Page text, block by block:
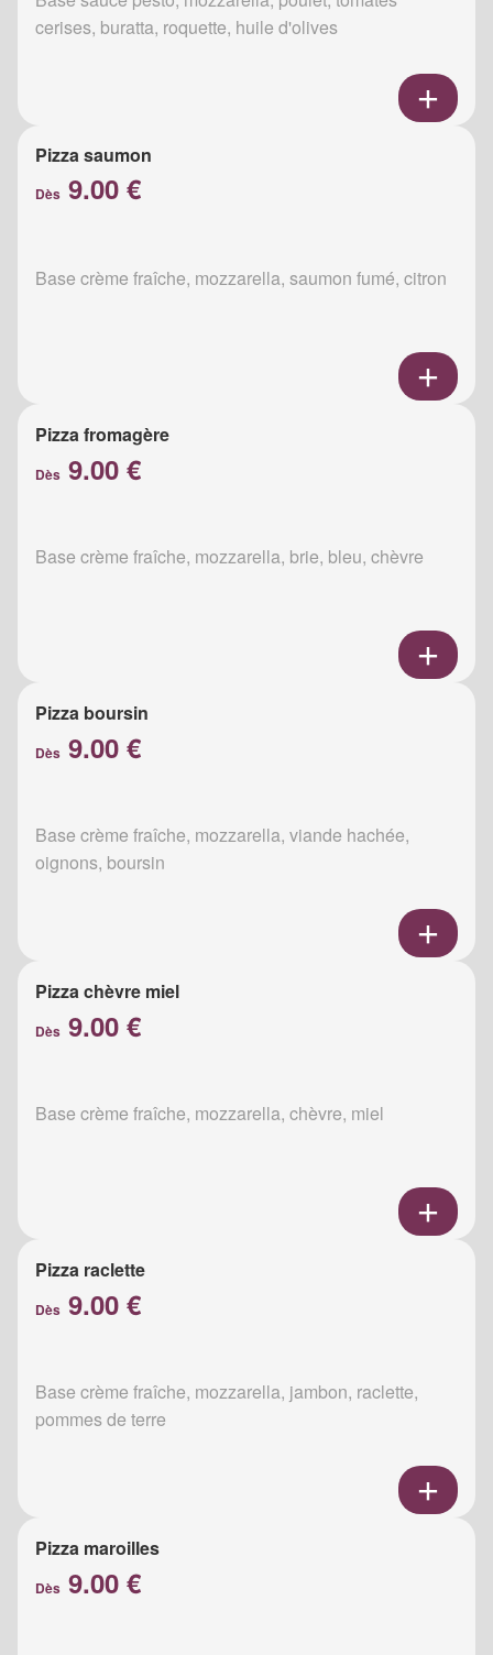
cerises, buratta, roquette, huile d'olives
Pizza saumon
Dès 9.00 €
Base crème fraîche, mozzarella, saumon fumé, citron
Pizza fromagère
Dès 9.00 €
Base crème fraîche, mozzarella, brie, bleu, chèvre
Pizza boursin
Dès 9.00 €
Base crème fraîche, mozzarella, viande hachée,
oignons, boursin
Pizza chèvre miel
Dès 9.00 €
Base crème fraîche, mozzarella, chèvre, miel
Pizza raclette
Dès 9.00 €
Base crème fraîche, mozzarella, jambon, raclette,
pommes de terre
Pizza maroilles
Dès 9.00 €